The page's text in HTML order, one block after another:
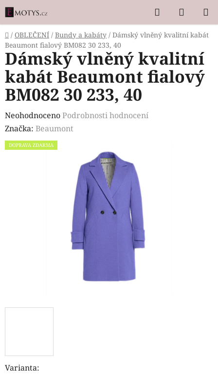
Přejít
na
obsah
Hledat
KOŠÍK
Domů
/ OBLEČENÍ / Bundy a kabáty / Dámský vlněný kvalitní kabát
Beaumont fialový BM082 30 233, 40
Varianta:
Dámský vlněný kvalitní
kabát Beaumont fialový
BM082 30 233, 40
Průměrné
hodnocení
produktu
NeohodnocenoPodrobnosti hodnocení
Značka: Beaumont
DOPRAVA ZDARMA